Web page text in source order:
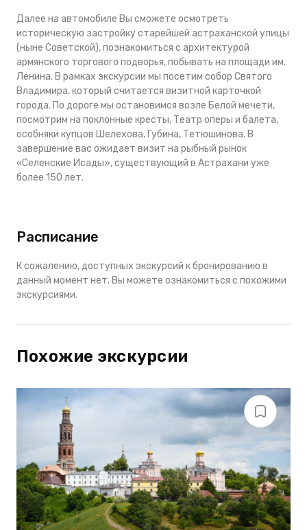
Далее на автомобиле Вы сможете осмотреть
историческую застройку старейшей астраханской улицы
(ныне Советской), познакомиться с архитектурой
армянского торгового подворья, побывать на площади им.
Ленина. В рамках экскурсии мы посетим собор Святого
Владимира, который считается визитной карточкой
города. По дороге мы остановимся возле Белой мечети,
посмотрим на поклонные кресты, Театр оперы и балета,
особняки купцов Шелехова, Губина, Тетюшинова. В
завершение вас ожидает визит на рыбный рынок
«Селенские Исады», существующий в Астрахани уже
более 150 лет.
Расписание
К сожалению, доступных экскурсий к бронированию в
данный момент нет. Вы можете ознакомиться с похожими
экскурсиями.
Похожие экскурсии